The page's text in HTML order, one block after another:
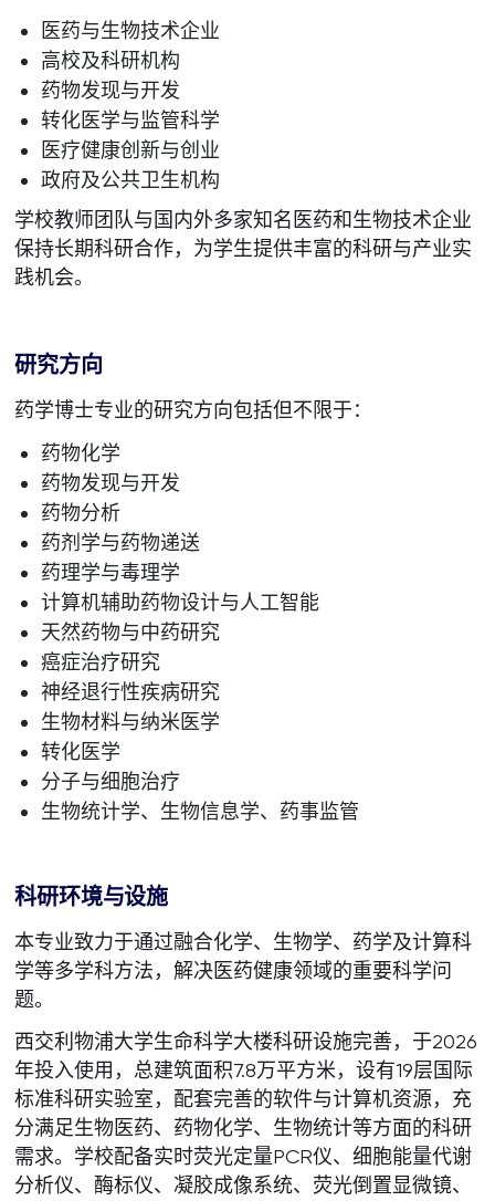
医药与生物技术企业
高校及科研机构
药物发现与开发
转化医学与监管科学
医疗健康创新与创业
政府及公共卫生机构
学校教师团队与国内外多家知名医药和生物技术企业
保持长期科研合作，为学生提供丰富的科研与产业实
践机会。
研究方向
药学博士专业的研究方向包括但不限于：
药物化学
药物发现与开发
药物分析
药剂学与药物递送
药理学与毒理学
计算机辅助药物设计与人工智能
天然药物与中药研究
癌症治疗研究
神经退行性疾病研究
生物材料与纳米医学
转化医学
分子与细胞治疗
生物统计学、生物信息学、药事监管
科研环境与设施
本专业致力于通过融合化学、生物学、药学及计算科
学等多学科方法，解决医药健康领域的重要科学问
题。
西交利物浦大学生命科学大楼科研设施完善，于2026
年投入使用，总建筑面积7.8万平方米，设有19层国际
标准科研实验室，配套完善的软件与计算机资源，充
分满足生物医药、药物化学、生物统计等方面的科研
需求。学校配备实时荧光定量PCR仪、细胞能量代谢
分析仪、酶标仪、凝胶成像系统、荧光倒置显微镜、